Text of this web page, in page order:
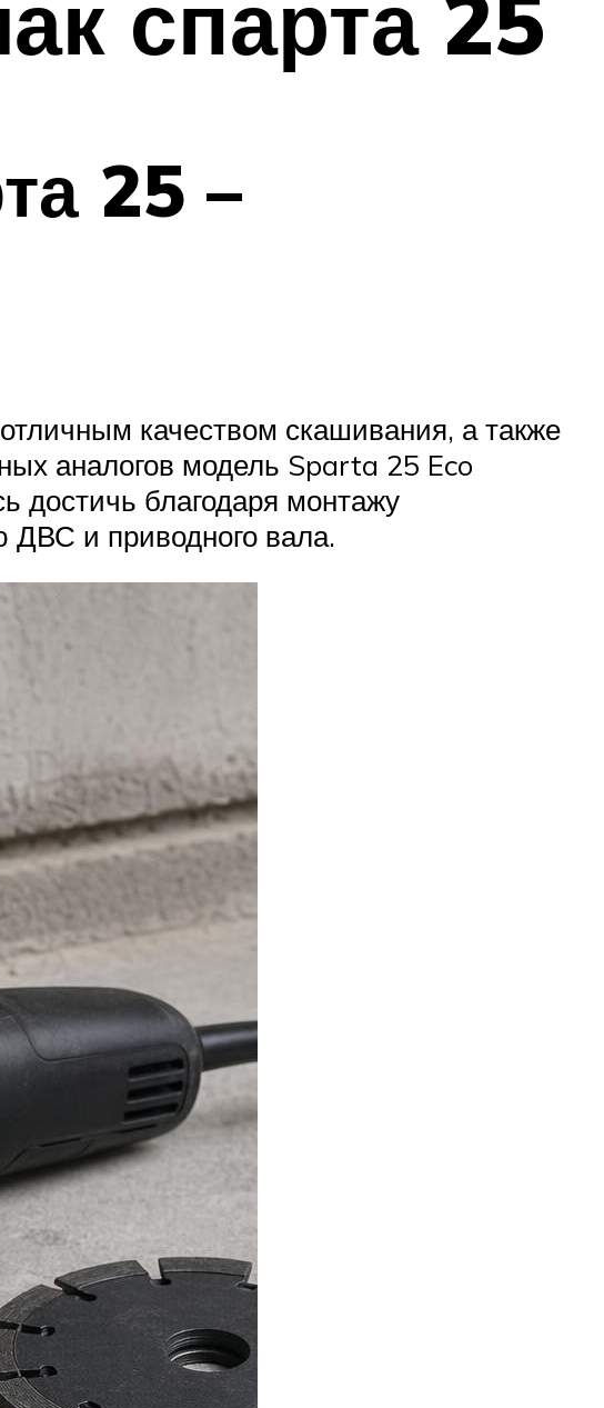
спарта 25
25 –
качеством скашивания, а также
аналогов модель Sparta 25 Eco
достичь благодаря монтажу
ДВС и приводного вала.